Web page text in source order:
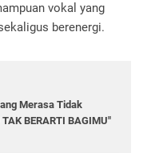
vokal yang
berenergi.
Merasa Tidak
BERARTI BAGIMU"